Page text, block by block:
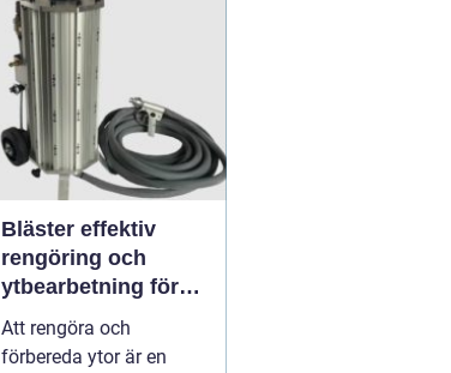
Bläster effektiv
rengöring och
ytbearbetning för
proffs och
hantverkare
Att rengöra och
förbereda ytor är en